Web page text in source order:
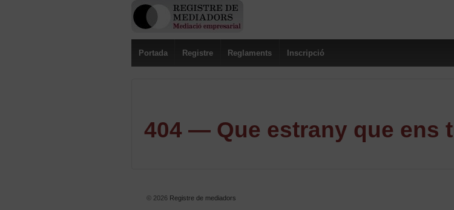
Portada Registre Reglaments Inscripció
404 — Que estrany que ens
© 2026 Registre de mediadors